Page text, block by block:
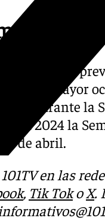
Santa
Aehcos
una mayor
durante la
en 2024 la
de abril.
en las
, Tik TokoX.